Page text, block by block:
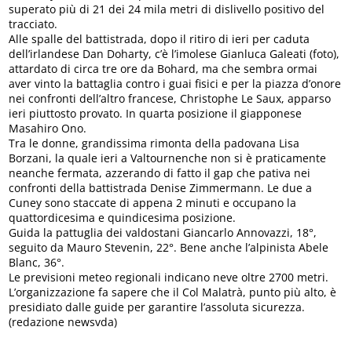
superato più di 21 dei 24 mila metri di dislivello positivo del
tracciato.
Alle spalle del battistrada, dopo il ritiro di ieri per caduta
dell’irlandese Dan Doharty, c’è l’imolese Gianluca Galeati (foto),
attardato di circa tre ore da Bohard, ma che sembra ormai
aver vinto la battaglia contro i guai fisici e per la piazza d’onore
nei confronti dell’altro francese, Christophe Le Saux, apparso
ieri piuttosto provato. In quarta posizione il giapponese
Masahiro Ono.
Tra le donne, grandissima rimonta della padovana Lisa
Borzani, la quale ieri a Valtournenche non si è praticamente
neanche fermata, azzerando di fatto il gap che pativa nei
confronti della battistrada Denise Zimmermann. Le due a
Cuney sono staccate di appena 2 minuti e occupano la
quattordicesima e quindicesima posizione.
Guida la pattuglia dei valdostani Giancarlo Annovazzi, 18°,
seguito da Mauro Stevenin, 22°. Bene anche l’alpinista Abele
Blanc, 36°.
Le previsioni meteo regionali indicano neve oltre 2700 metri.
L’organizzazione fa sapere che il Col Malatrà, punto più alto, è
presidiato dalle guide per garantire l’assoluta sicurezza.
(redazione newsvda)